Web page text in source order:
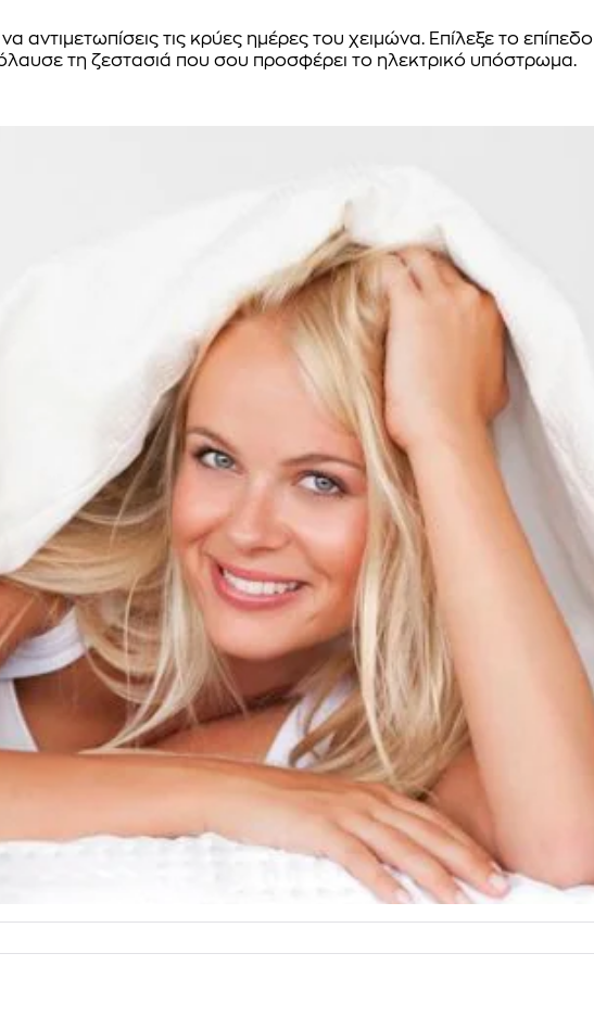
αντιμετωπίσεις τις κρύες ημέρες του χειμώνα. Επίλεξε το επίπεδο
τη ζεστασιά που σου προσφέρει το ηλεκτρικό υπόστρωμα.